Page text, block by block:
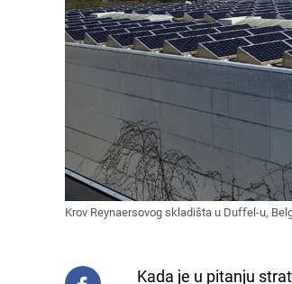
Krov Reynaersovog skladišta u Duffel-u,
Kada je u pitanju